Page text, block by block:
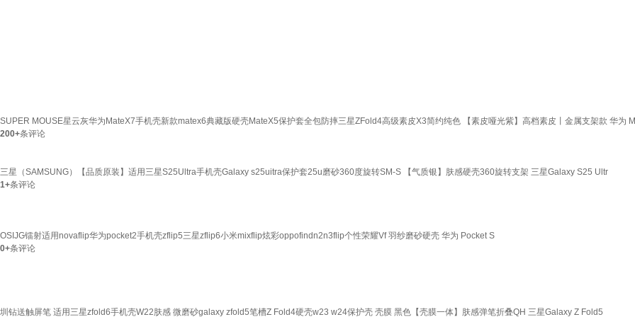
SUPER MOUSE星云灰华为MateX7手机壳新款matex6典藏版硬壳MateX5保护套全包防摔三星ZFold4高级素皮X3简约纯色 【素皮哑光紫】高档素皮丨金属支架款 华为
200+条评论
三星（SAMSUNG）【品质原装】适用三星S25Ultra手机壳Galaxy s25uitra保护套25u磨砂360度旋转SM-S 【气质银】肤感硬壳360旋转支架 三星Galaxy S25 Ultr
1+条评论
OSIJG镭射适用novaflip华为pocket2手机壳zflip5三星zflip6小米mixflip炫彩oppofindn2n3flip个性荣耀Vf 羽纱磨砂硬壳 华为 Pocket S
0+条评论
圳钻送触屏笔 适用三星zfold6手机壳W22肤感 微磨砂galaxy zfold5笔槽Z Fold4硬壳w23 w24保护壳 壳膜 黑色【壳膜一体】肤感弹笔折叠QH 三星Galaxy Z Fold5